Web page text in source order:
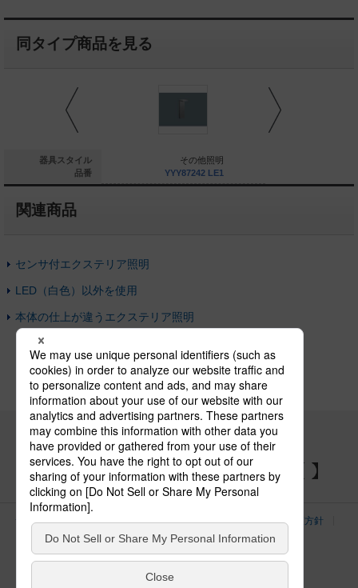
同タイプ商品を見る
器具スタイル
品番
物周辺部照明
その他照明
YYY87242 LE1
関連商品
センサ付エクステリア照明
LED（白色）以外を使用
本体の仕上が違うエクステリア照明
パナソニックの電気設備 SNSアカウント
サイトのご利用にあたって クッキーポリシー
個人情報保護方針
パナソニック ホールディングス
Area/Country
電気・建築設備（ビジネス）